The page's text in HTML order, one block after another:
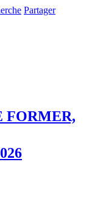
Partager
FORMER,